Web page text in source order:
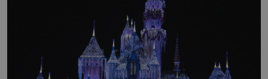
následně nalezne schovaný kokain. Tímto
momentem se slavnému